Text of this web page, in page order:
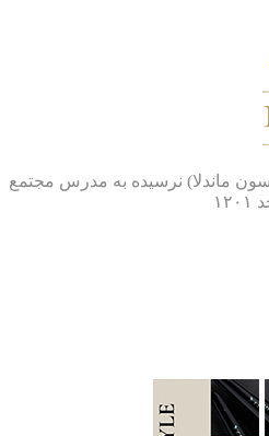
ماندلا) نرسیده به مدرس مجتمع